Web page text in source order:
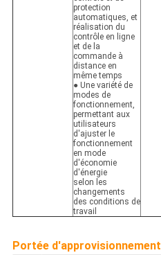
protection
automatiques, et
réalisation du
contrôle en ligne
et de la
commande à
distance en
même temps
● Une variété de
modes de
fonctionnement,
permettant aux
utilisateurs
d'ajuster le
fonctionnement
en mode
d'économie
d'énergie
selon les
changements
des conditions de
travail
Portée d'approvisionnement